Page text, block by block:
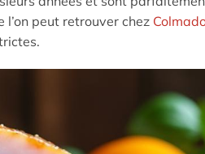
peut retrouver chez